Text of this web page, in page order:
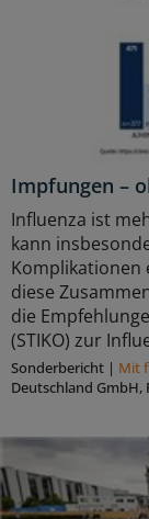
Impfungen –
Influenza ist
kann
Komplikationen
diese
die
(STIKO) zur
Sonderbericht | Mit
Deutschland GmbH,